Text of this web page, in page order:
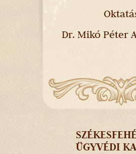
Dr. Mikó Péter
ÜGYVÉDI